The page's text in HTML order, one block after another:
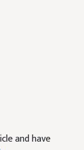
and have